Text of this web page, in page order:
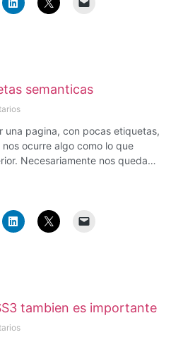
semanticas
una pagina, con pocas etiquetas,
ocurre algo como lo que
Necesariamente nos queda…
tambien es importante